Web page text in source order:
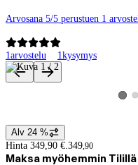
Arvosana 5/5 perustuen 1
1arvostelu 1kysymys
Tuotteen kuvat ja
Hintatiedot
Alv 24 %
Hinta 349,90 €. 349,90
Maksa myöhemmin Tilillä